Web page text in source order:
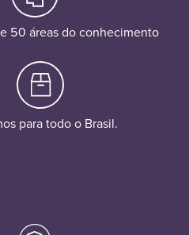
50 áreas do conhecimento
para todo o Brasil.